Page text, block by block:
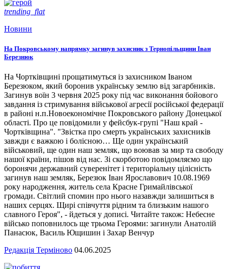
trending_flat
Новини
На Покровському напрямку загинув захисник з Тернопільщини Іван
Березнюк
На Чортківщині прощатимуться із захисником Іваном
Березюком, який боронив українську землю від загарбників.
Загинув воїн 3 червня 2025 року під час виконання бойового
завдання із стримування військової агресії російської федерації
в районі н.п.Новоекономічне Покровського району Донецької
області. Про це повідомили у фейсбук-групі "Наш край -
Чортківщина". "Звістка про смерть українських захисників
завжди є важкою і болісною… Ще один український
військовий, ще один наш земляк, що воював за мир та свободу
нашої країни, пішов від нас. Зі скорботою повідомляємо що
боронячи державний суверенітет і територіальну цілісність
загинув наш земляк, Березюк Іван Ярославович 10.08.1969
року народження, житель села Красне Гримайлівської
громади. Світлий спомин про нього назавжди залишиться в
наших серцях. Щирі співчуття рідним та близьким нашого
славного Героя", - йдеться у дописі. Читайте також: Небесне
військо поповнилось ще трьома Героями: загинули Анатолій
Панасюк, Василь Ющишин і Захар Венчур
Редакція Терміново 04.06.2025